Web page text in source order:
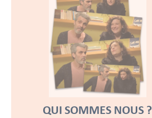
QUI SOMMES NOUS ?